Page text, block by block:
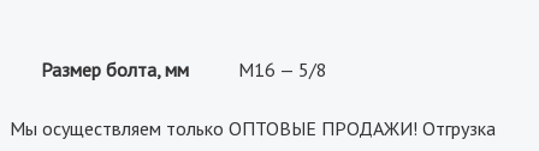
Размер болта, мм M16 — 5/8
Мы осуществляем только ОПТОВЫЕ ПРОДАЖИ! Отгрузка